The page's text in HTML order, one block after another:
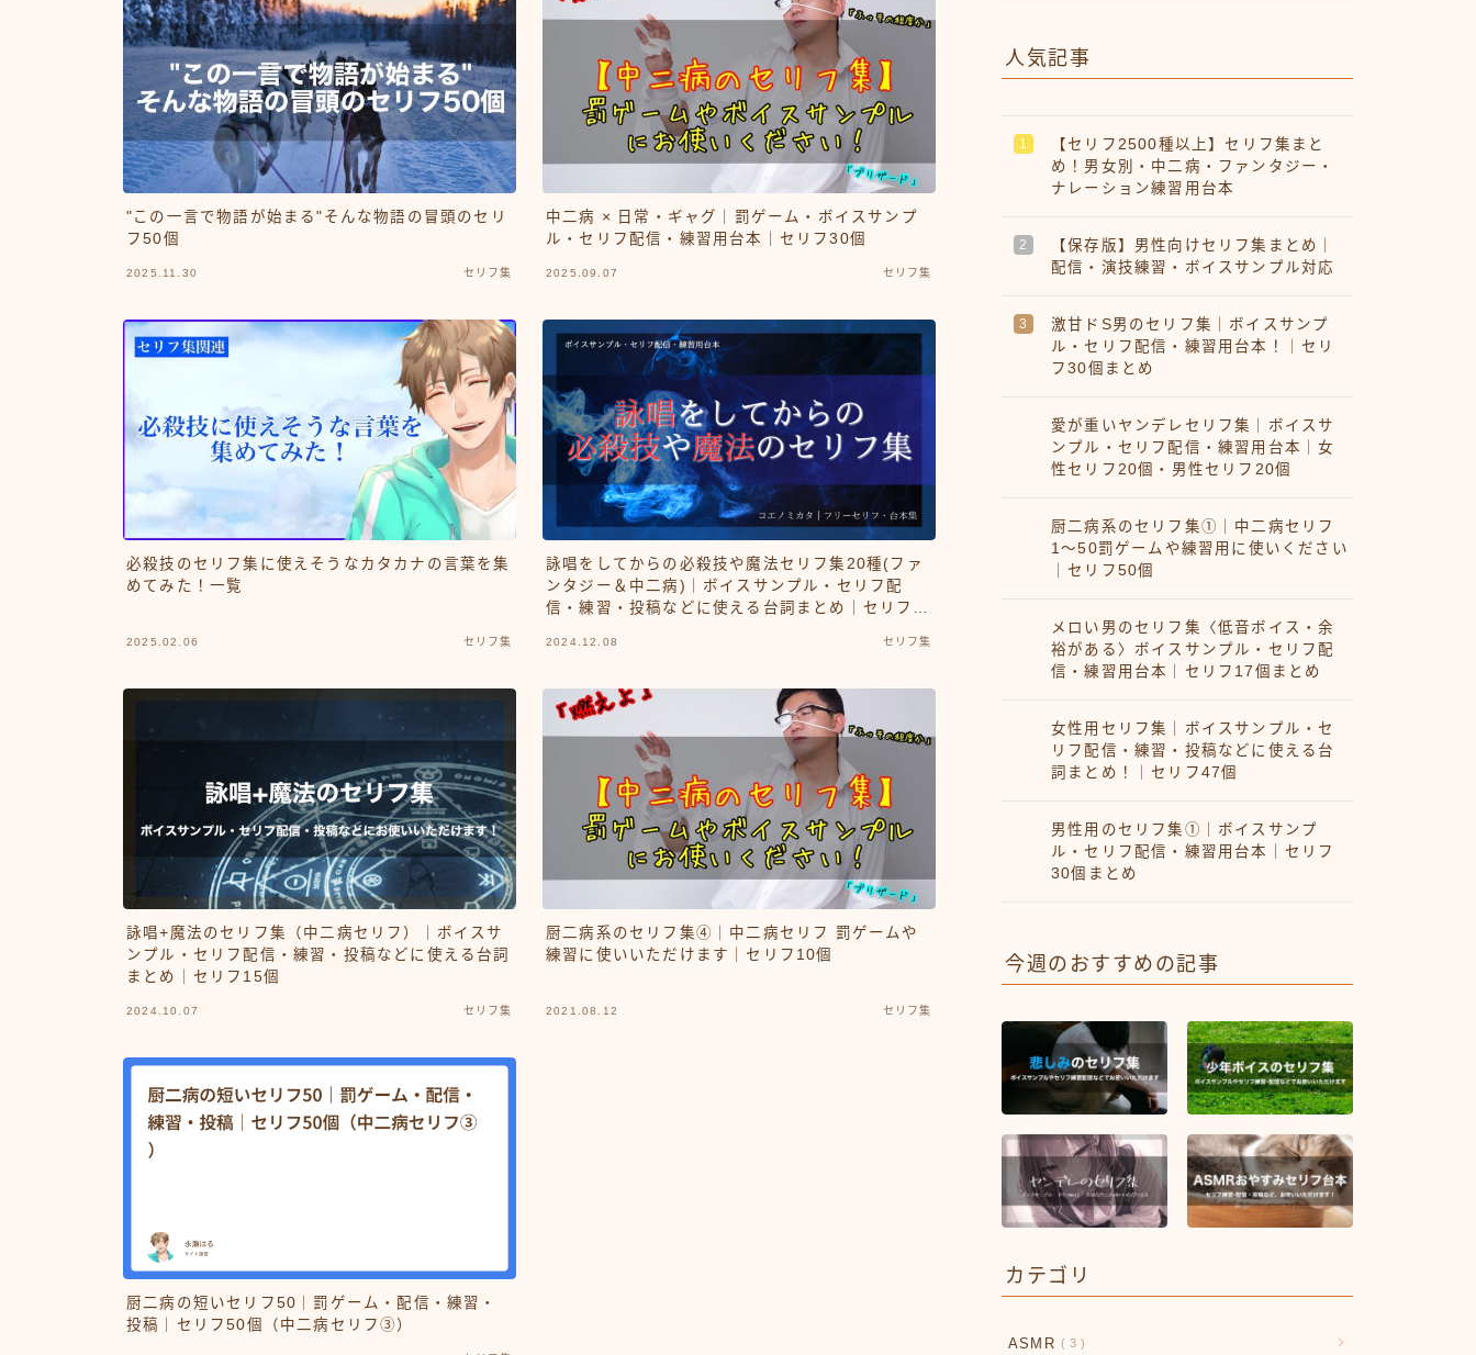
"この一言で物語が始まる"そんな物語の冒頭のセリ
フ50個
2025.11.30 セリフ集
中二病 × 日常・ギャグ｜罰ゲーム・ボイスサンプ
ル・セリフ配信・練習用台本｜セリフ30個
2025.09.07 セリフ集
必殺技のセリフ集に使えそうなカタカナの言葉を集
めてみた！一覧
2025.02.06 セリフ集
詠唱をしてからの必殺技や魔法セリフ集20種(ファ
ンタジー＆中二病)｜ボイスサンプル・セリフ配
信・練習・投稿などに使える台詞まとめ｜セリフ
2024.12.08 セリフ集
詠唱+魔法のセリフ集（中二病セリフ）｜ボイスサ
ンプル・セリフ配信・練習・投稿などに使える台詞
まとめ｜セリフ15個
2024.10.07 セリフ集
厨二病系のセリフ集④｜中二病セリフ 罰ゲームや
練習に使いいただけます｜セリフ10個
2021.08.12 セリフ集
厨二病の短いセリフ50｜罰ゲーム・配信・練習・
投稿｜セリフ50個（中二病セリフ③）
人気記事
【セリフ2500種以上】セリフ集まと
め！男女別・中二病・ファンタジー・
ナレーション練習用台本
【保存版】男性向けセリフ集まとめ｜
配信・演技練習・ボイスサンプル対応
激甘ドS男のセリフ集｜ボイスサンプ
ル・セリフ配信・練習用台本！｜セリ
フ30個まとめ
愛が重いヤンデレセリフ集｜ボイスサ
ンプル・セリフ配信・練習用台本｜女
性セリフ20個・男性セリフ20個
厨二病系のセリフ集①｜中二病セリフ
1〜50罰ゲームや練習用に使いください
｜セリフ50個
メロい男のセリフ集〈低音ボイス・余
裕がある〉ボイスサンプル・セリフ配
信・練習用台本｜セリフ17個まとめ
女性用セリフ集｜ボイスサンプル・セ
リフ配信・練習・投稿などに使える台
詞まとめ！｜セリフ47個
男性用のセリフ集①｜ボイスサンプ
ル・セリフ配信・練習用台本｜セリフ
30個まとめ
今週のおすすめの記事
カテゴリ
ASMR 3